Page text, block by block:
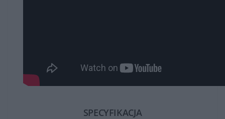
SPECYFIKACJA